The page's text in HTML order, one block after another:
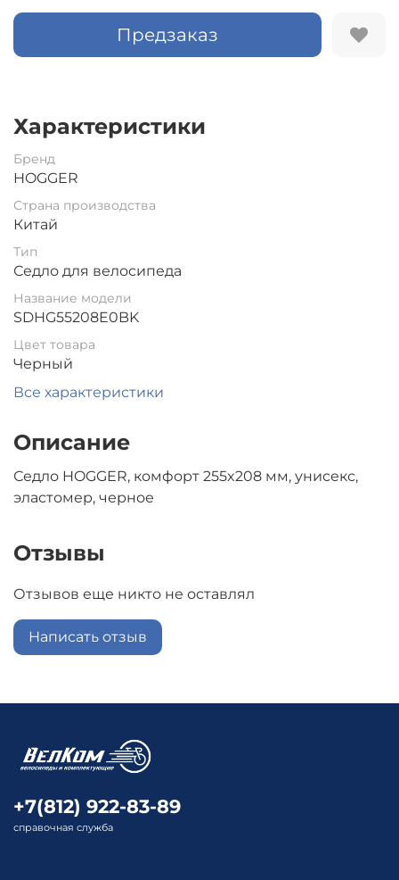
Предзаказ
Характеристики
Бренд
HOGGER
Страна производства
Китай
Тип
Седло для велосипеда
Название модели
SDHG55208E0BK
Цвет товара
Черный
Все характеристики
Описание
Седло HOGGER, комфорт 255x208 мм, унисекс,
эластомер, черное
Отзывы
Отзывов еще никто не оставлял
Написать отзыв
+7(812) 922-83-89
справочная служба